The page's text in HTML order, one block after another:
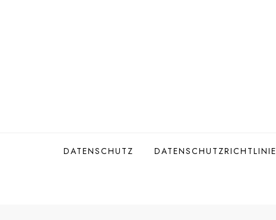
DATENSCHUTZ DATENSCHUTZRICHTLINIE